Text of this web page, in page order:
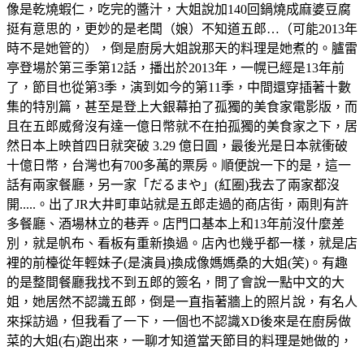
像是乾燒蝦仁，吃完的醬汁，大姐說加140回鍋燒成麻婆豆腐
挺有意思的，更妙的是老闆（娘）不知道五郎…（可能2013年
時不是她管的），倒是廚房大姐說那天的料理是她煮的。臚雷
亭登場於第三季第12話，播出於2013年，一幌已經是13年前
了，節目也從第3季，演到如今的第11季，中間還穿插著十數
集的特別篇，甚至是登上大銀幕拍了孤獨的美食家電影版，而
且在五郎威脅沒有達一億日幣就不在拍孤獨的美食家之下，居
然日本上映首四日就突破 3.29 億日圓，最後光是日本就衝破
十億日幣，台灣也有700多萬的票房。順便說一下的是，這一
話有兩家餐廳，另一家「だるまや」(紅圈)我去了兩家都沒
開.....。出了JR大井町車站就是五郎走過的商店街，兩則有許
多餐廳、酒場林立的巷弄。店門口基本上和13年前沒什麼差
別，就是帆布、看板有重新換過。店內也幾乎都一樣，就是店
裡的前檯從年輕妹子(是演員)換成像媽媽桑的大姐(笑)。有趣
的是整間餐廳我找不到五郎的簽名，問了會說一點中文的大
姐，她居然不認識五郎，倒是一直指著牆上的照片說，有名人
來採訪過，但我看了一下，一個也不認識XD後來是在廚房做
菜的大姐(右)跑出來，一聊才知道當天節目的料理是她做的，